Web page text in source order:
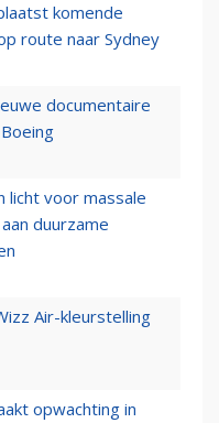
komende
route naar Sydney
documentaire
licht voor massale
duurzame
Air-kleurstelling
opwachting in